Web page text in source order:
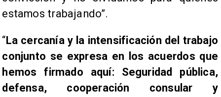
estamos trabajando”.
“ La cercanía y la intensificación del trabajo
conjunto se expresa en los acuerdos que
hemos firmado aquí: Seguridad pública,
defensa, cooperación consular y